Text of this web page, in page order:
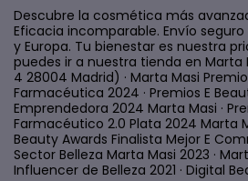
Descubre la cosmética más
Eficacia incomparable. Envío
y Europa. Tu bienestar es nuestra
puedes ir a nuestra tienda en Marta
4 28004 Madrid) · Marta Masi
Farmacéutica 2024 · Premios E
Emprendedora 2024 Marta Masi ·
Farmacéutico 2.0 Plata 2024 Marta
Beauty Awards Finalista Mejor E
Sector Belleza Marta Masi 2023 ·
Influencer de Belleza 2021 · Digital